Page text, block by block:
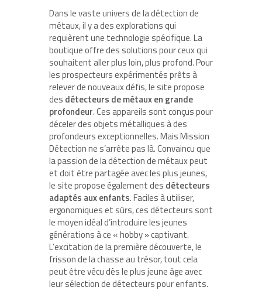
Dans le vaste univers de la détection de
métaux, il y a des explorations qui
requièrent une technologie spécifique. La
boutique offre des solutions pour ceux qui
souhaitent aller plus loin, plus profond. Pour
les prospecteurs expérimentés prêts à
relever de nouveaux défis, le site propose
des détecteurs de métaux en grande
profondeur. Ces appareils sont conçus pour
déceler des objets métalliques à des
profondeurs exceptionnelles. Mais Mission
Détection ne s’arrête pas là. Convaincu que
la passion de la détection de métaux peut
et doit être partagée avec les plus jeunes,
le site propose également des détecteurs
adaptés aux enfants. Faciles à utiliser,
ergonomiques et sûrs, ces détecteurs sont
le moyen idéal d’introduire les jeunes
générations à ce « hobby » captivant.
L’excitation de la première découverte, le
frisson de la chasse au trésor, tout cela
peut être vécu dès le plus jeune âge avec
leur sélection de détecteurs pour enfants.